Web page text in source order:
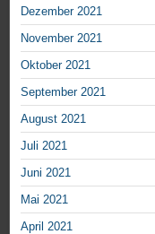
Dezember 2021
November 2021
Oktober 2021
September 2021
August 2021
Juli 2021
Juni 2021
Mai 2021
April 2021